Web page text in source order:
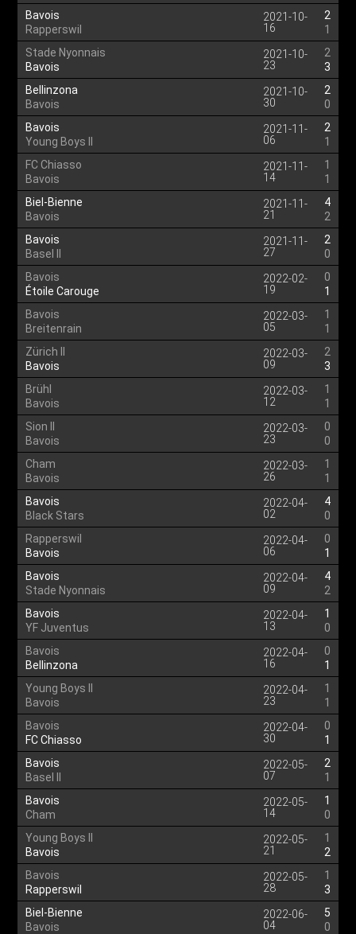
Bavois
Rapperswil
2021-10-
16
2
1
Stade Nyonnais
Bavois
2021-10-
23
2
3
Bellinzona
Bavois
2021-10-
30
2
0
Bavois
Young Boys II
2021-11-
06
2
1
FC Chiasso
Bavois
2021-11-
14
1
1
Biel-Bienne
Bavois
2021-11-
21
4
2
Bavois
Basel II
2021-11-
27
2
0
Bavois
Étoile Carouge
2022-02-
19
0
1
Bavois
Breitenrain
2022-03-
05
1
1
Zürich II
Bavois
2022-03-
09
2
3
Brühl
Bavois
2022-03-
12
1
1
Sion II
Bavois
2022-03-
23
0
0
Cham
Bavois
2022-03-
26
1
1
Bavois
Black Stars
2022-04-
02
4
0
Rapperswil
Bavois
2022-04-
06
0
1
Bavois
Stade Nyonnais
2022-04-
09
4
2
Bavois
YF Juventus
2022-04-
13
1
0
Bavois
Bellinzona
2022-04-
16
0
1
Young Boys II
Bavois
2022-04-
23
1
1
Bavois
FC Chiasso
2022-04-
30
0
1
Bavois
Basel II
2022-05-
07
2
1
Bavois
Cham
2022-05-
14
1
0
Young Boys II
Bavois
2022-05-
21
1
2
Bavois
Rapperswil
2022-05-
28
1
3
Biel-Bienne
Bavois
2022-06-
04
5
0